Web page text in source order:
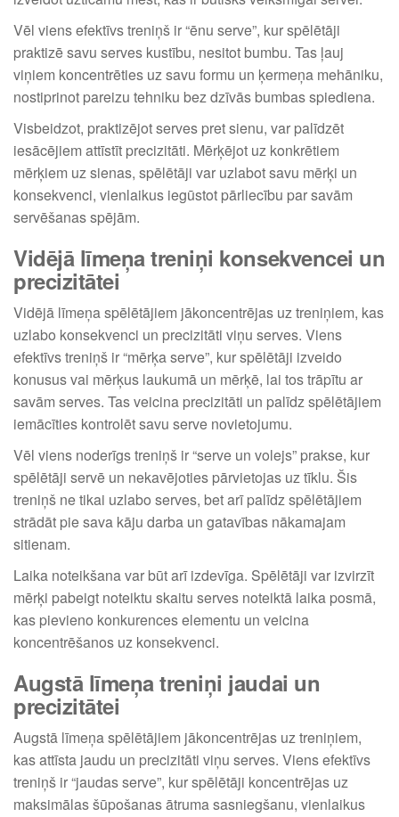
Vēl viens efektīvs treniņš ir “ēnu serve”, kur spēlētāji
praktizē savu serves kustību, nesitot bumbu. Tas ļauj
viņiem koncentrēties uz savu formu un ķermeņa mehāniku,
nostiprinot pareizu tehniku bez dzīvās bumbas spiediena.
Visbeidzot, praktizējot serves pret sienu, var palīdzēt
iesācējiem attīstīt precizitāti. Mērķējot uz konkrētiem
mērķiem uz sienas, spēlētāji var uzlabot savu mērķi un
konsekvenci, vienlaikus iegūstot pārliecību par savām
servēšanas spējām.
Vidējā līmeņa treniņi konsekvencei un
precizitātei
Vidējā līmeņa spēlētājiem jākoncentrējas uz treniņiem, kas
uzlabo konsekvenci un precizitāti viņu serves. Viens
efektīvs treniņš ir “mērķa serve”, kur spēlētāji izveido
konusus vai mērķus laukumā un mērķē, lai tos trāpītu ar
savām serves. Tas veicina precizitāti un palīdz spēlētājiem
iemācīties kontrolēt savu serve novietojumu.
Vēl viens noderīgs treniņš ir “serve un volejs” prakse, kur
spēlētāji servē un nekavējoties pārvietojas uz tīklu. Šis
treniņš ne tikai uzlabo serves, bet arī palīdz spēlētājiem
strādāt pie sava kāju darba un gatavības nākamajam
sitienam.
Laika noteikšana var būt arī izdevīga. Spēlētāji var izvirzīt
mērķi pabeigt noteiktu skaitu serves noteiktā laika posmā,
kas pievieno konkurences elementu un veicina
koncentrēšanos uz konsekvenci.
Augstā līmeņa treniņi jaudai un
precizitātei
Augstā līmeņa spēlētājiem jākoncentrējas uz treniņiem,
kas attīsta jaudu un precizitāti viņu serves. Viens efektīvs
treniņš ir “jaudas serve”, kur spēlētāji koncentrējas uz
maksimālas šūpošanas ātruma sasniegšanu, vienlaikus